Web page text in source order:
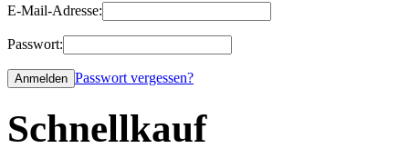
E-Mail-Adresse:
Passwort:
Passwort vergessen?
Schnellkauf